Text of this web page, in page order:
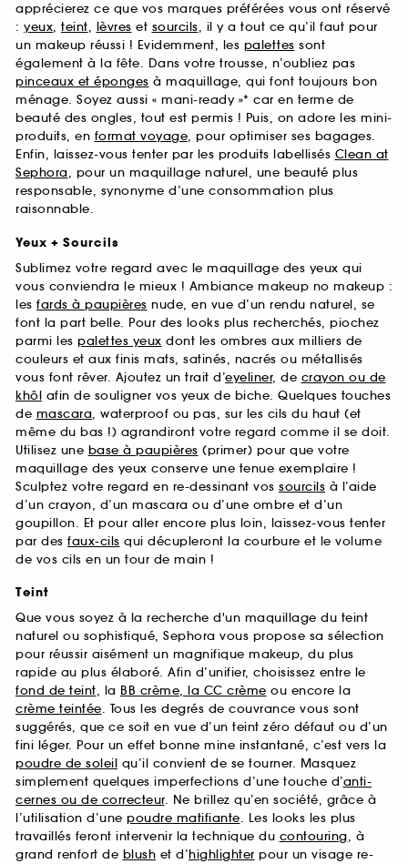
apprécierez ce que vos marques préférées vous ont réservé
: yeux, teint, lèvres et sourcils, il y a tout ce qu’il faut pour
un makeup réussi ! Evidemment, les palettes sont
également à la fête. Dans votre trousse, n’oubliez pas
pinceaux et éponges à maquillage, qui font toujours bon
ménage. Soyez aussi « mani-ready »* car en terme de
beauté des ongles, tout est permis ! Puis, on adore les mini-
produits, en format voyage, pour optimiser ses bagages.
Enfin, laissez-vous tenter par les produits labellisés Clean at
Sephora, pour un maquillage naturel, une beauté plus
responsable, synonyme d’une consommation plus
raisonnable.
Yeux + Sourcils
Sublimez votre regard avec le maquillage des yeux qui
vous conviendra le mieux ! Ambiance makeup no makeup :
les fards à paupières nude, en vue d’un rendu naturel, se
font la part belle. Pour des looks plus recherchés, piochez
parmi les palettes yeux dont les ombres aux milliers de
couleurs et aux finis mats, satinés, nacrés ou métallisés
vous font rêver. Ajoutez un trait d’eyeliner, de crayon ou de
khôl afin de souligner vos yeux de biche. Quelques touches
de mascara, waterproof ou pas, sur les cils du haut (et
même du bas !) agrandiront votre regard comme il se doit.
Utilisez une base à paupières (primer) pour que votre
maquillage des yeux conserve une tenue exemplaire !
Sculptez votre regard en re-dessinant vos sourcils à l’aide
d’un crayon, d’un mascara ou d’une ombre et d’un
goupillon. Et pour aller encore plus loin, laissez-vous tenter
par des faux-cils qui décupleront la courbure et le volume
de vos cils en un tour de main !
Teint
Que vous soyez à la recherche d'un maquillage du teint
naturel ou sophistiqué, Sephora vous propose sa sélection
pour réussir aisément un magnifique makeup, du plus
rapide au plus élaboré. Afin d’unifier, choisissez entre le
fond de teint, la BB crème, la CC crème ou encore la
crème teintée. Tous les degrés de couvrance vous sont
suggérés, que ce soit en vue d’un teint zéro défaut ou d’un
fini léger. Pour un effet bonne mine instantané, c’est vers la
poudre de soleil qu’il convient de se tourner. Masquez
simplement quelques imperfections d’une touche d’anti-
cernes ou de correcteur. Ne brillez qu’en société, grâce à
l’utilisation d’une poudre matifiante. Les looks les plus
travaillés feront intervenir la technique du contouring, à
grand renfort de blush et d’highlighter pour un visage re-